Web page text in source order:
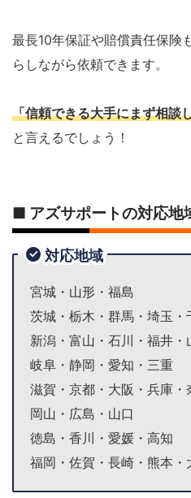
最長10年保証や賠償責任保険
らしながら依頼できます。
「信頼できる大手にまず相談
と言えるでしょう！
■ アズサポートの対応地
対応地域
宮城・山形・福島
茨城・栃木・群馬・埼玉・
新潟・富山・石川・福井・
岐阜・静岡・愛知・三重
滋賀・京都・大阪・兵庫・
岡山・広島・山口
徳島・香川・愛媛・高知
福岡・佐賀・長崎・熊本